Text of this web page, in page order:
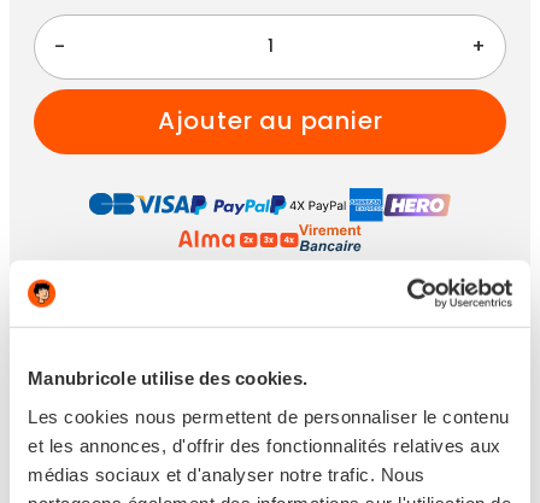
Manubricole utilise des cookies.
Les cookies nous permettent de personnaliser le contenu
et les annonces, d'offrir des fonctionnalités relatives aux
médias sociaux et d'analyser notre trafic. Nous
- +
ajouter au panier
entrelundi 10 août 2026et le
VOIR TOUTES LES OPTIONS DE LIVRAISON